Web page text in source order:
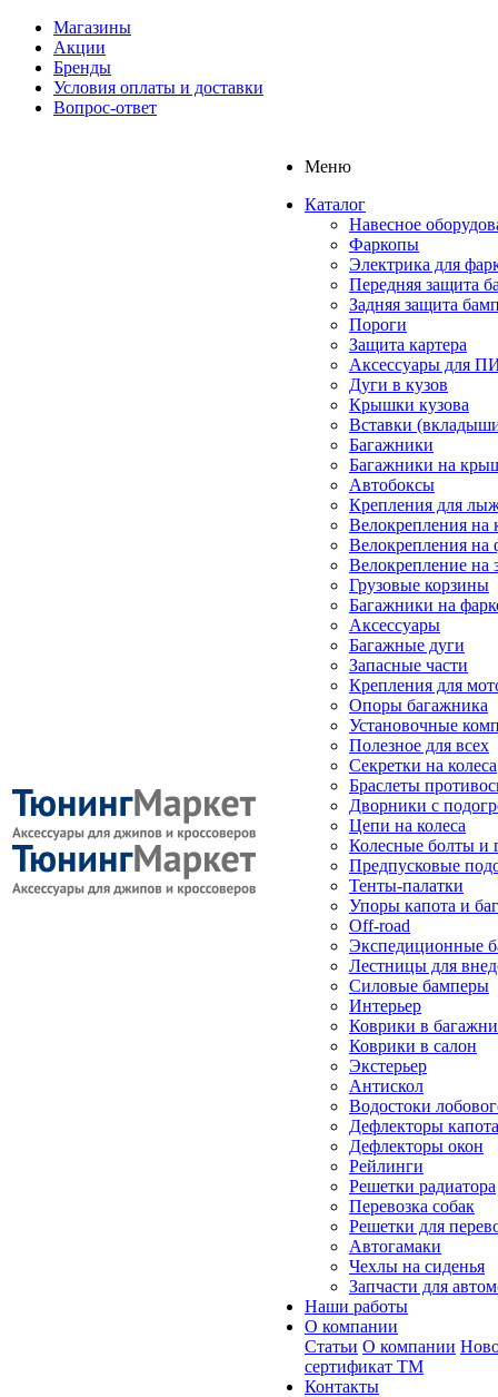
Магазины
Акции
Бренды
Условия оплаты и доставки
Вопрос-ответ
Меню
Каталог
Навесное
Фаркопы
Электрика для
Передняя защита
Задняя защита
Пороги
Защита картера
Аксессуары для
Дуги в кузов
Крышки кузова
Вставки
Багажники
Багажники на
Автобоксы
Крепления для
Велокрепления
Велокрепления на
Велокрепление на
Грузовые корзины
Багажники на
Аксессуары
Багажные дуги
Запасные части
Крепления для
Опоры багажника
Установочные
Полезное для всех
Секретки на колеса
Браслеты
Дворники с
Цепи на колеса
Колесные болты и
Предпусковые
Тенты-палатки
Упоры капота и
Off-road
Экспедиционные
Лестницы для
Силовые бамперы
Интерьер
Коврики в
Коврики в салон
Экстерьер
Антискол
Водостоки
Дефлекторы капота
Дефлекторы окон
Рейлинги
Решетки радиатора
Перевозка собак
Решетки для
Автогамаки
Чехлы на сиденья
Запчасти для
Наши работы
О компании
Статьи О компании
сертификат ТМ
Контакты